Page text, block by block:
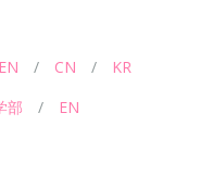
EN / CN / KR
部 / EN